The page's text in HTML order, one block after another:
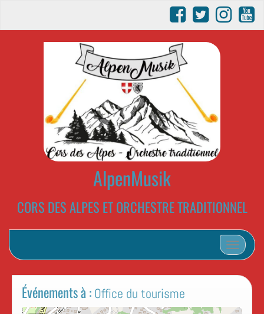
AlpenMusik
CORS DES ALPES ET ORCHESTRE TRADITIONNEL
Afficher/
Événements à : Office du tourisme